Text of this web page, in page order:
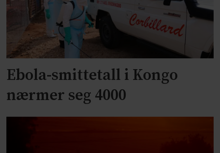
Ebola-smittetall i Kongo
nærmer seg 4000